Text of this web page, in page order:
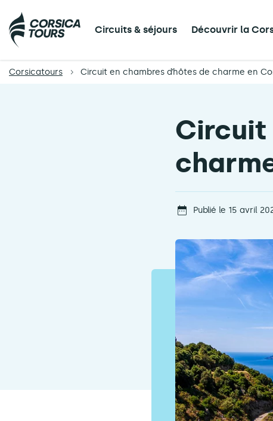
Circuits & séjours Découvrir la
Corsicatours Circuit en chambres d’hôtes de charme en
Circuit
Publié le 15 avril